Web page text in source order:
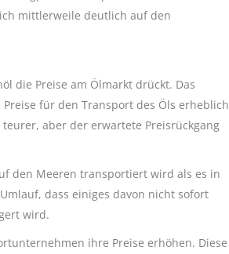
mittlerweile deutlich auf den
die Preise am Ölmarkt drückt. Das
für den Transport des Öls erheblich
aber der erwartete Preisrückgang
den Meeren transportiert wird als es in
dass einiges davon nicht sofort
wird.
ihre Preise erhöhen. Diese